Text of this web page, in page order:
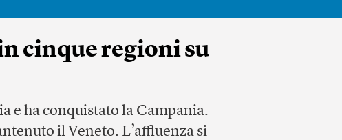
cinque regioni su
e ha conquistato la Campania.
il Veneto. L’affluenza si